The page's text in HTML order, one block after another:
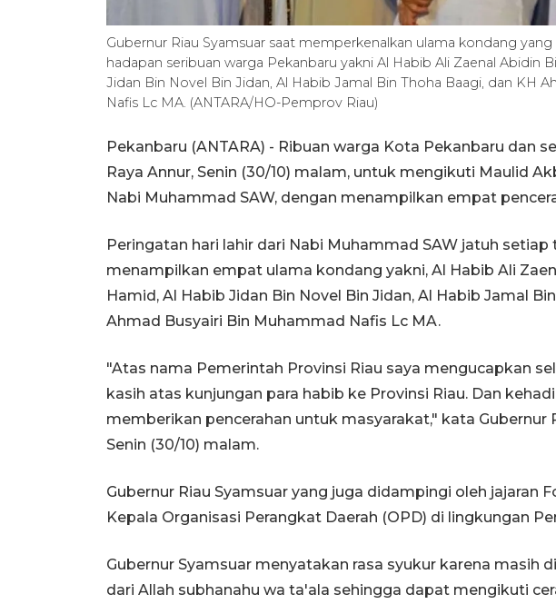
Gubernur Riau Syamsuar saat memperkenalkan ulama kondang
hadapan seribuan warga Pekanbaru yakni Al Habib Ali Zaenal Abidin
Jidan Bin Novel Bin Jidan, Al Habib Jamal Bin Thoha Baagi, dan KH
Nafis Lc MA. (ANTARA/HO-Pemprov Riau)
Pekanbaru (ANTARA) - Ribuan warga Kota Pekanbaru dan
Raya Annur, Senin (30/10) malam, untuk mengikuti Maulid
Nabi Muhammad SAW, dengan menampilkan empat
Peringatan hari lahir dari Nabi Muhammad SAW jatuh setiap
menampilkan empat ulama kondang yakni, Al Habib Ali
Hamid, Al Habib Jidan Bin Novel Bin Jidan, Al Habib Jamal
Ahmad Busyairi Bin Muhammad Nafis Lc MA.
"Atas nama Pemerintah Provinsi Riau saya mengucapkan
kasih atas kunjungan para habib ke Provinsi Riau. Dan
memberikan pencerahan untuk masyarakat," kata Gubernur
Senin (30/10) malam.
Gubernur Riau Syamsuar yang juga didampingi oleh jajaran
Kepala Organisasi Perangkat Daerah (OPD) di lingkungan
Gubernur Syamsuar menyatakan rasa syukur karena masih
dari Allah subhanahu wa ta'ala sehingga dapat mengikuti